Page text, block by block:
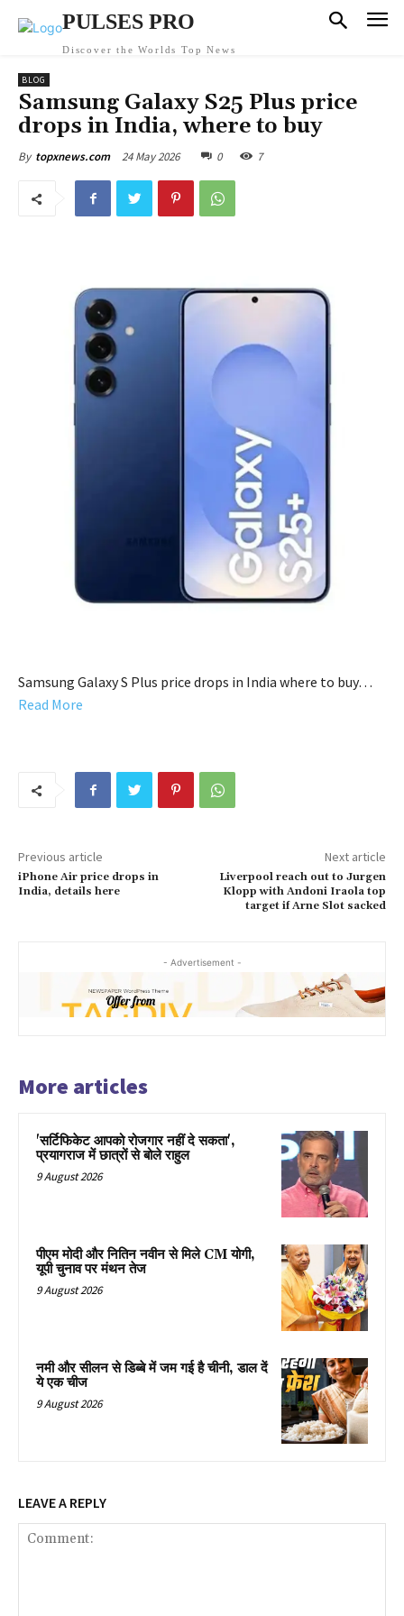
PULSES PRO
Discover the Worlds Top News
BLOG
Samsung Galaxy S25 Plus price
drops in India, where to buy
By topxnews.com 24 May 2026 0 7
Samsung Galaxy S Plus price drops in India where to buy…
Read More
Previous article
iPhone Air price drops in
India, details here
Next article
Liverpool reach out to Jurgen
Klopp with Andoni Iraola top
target if Arne Slot sacked
- Advertisement -
More articles
'सर्टिफिकेट आपको रोजगार नहीं दे सकता',
प्रयागराज में छात्रों से बोले राहुल
9 August 2026
पीएम मोदी और नितिन नवीन से मिले CM योगी,
यूपी चुनाव पर मंथन तेज
9 August 2026
नमी और सीलन से डिब्बे में जम गई है चीनी, डाल दें
ये एक चीज
9 August 2026
LEAVE A REPLY